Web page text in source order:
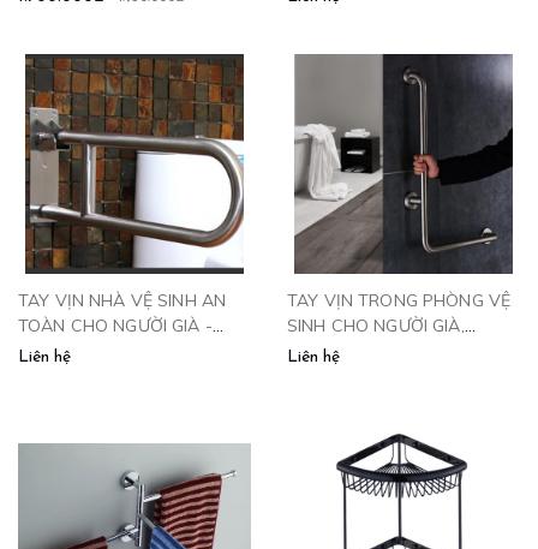
TAY VỊN NHÀ VỆ SINH AN
TOÀN CHO NGƯỜI GIÀ -
TV680 CLEANMAX
Liên hệ
TAY VỊN TRONG PHÒNG VỆ
SINH CHO NGƯỜI GIÀ,
NGƯỜI BỆNH - TV780
Liên hệ